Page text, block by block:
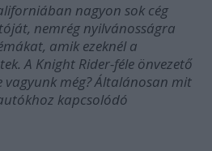
nagyon sok cég
nemrég nyilvánosságra
amik ezeknél a
A Knight Rider-féle önvezető
még? Általánosan mit
kapcsolódó